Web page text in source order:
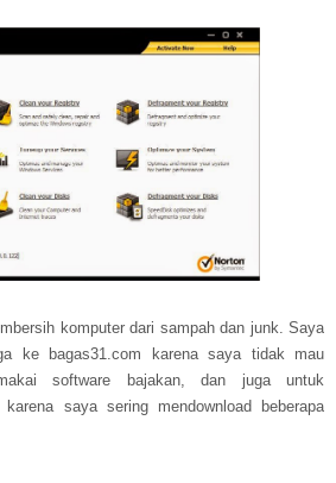
komputer dari sampah dan junk. Saya
ke bagas31.com karena saya tidak mau
software bajakan, dan juga untuk
karena saya sering mendownload beberapa